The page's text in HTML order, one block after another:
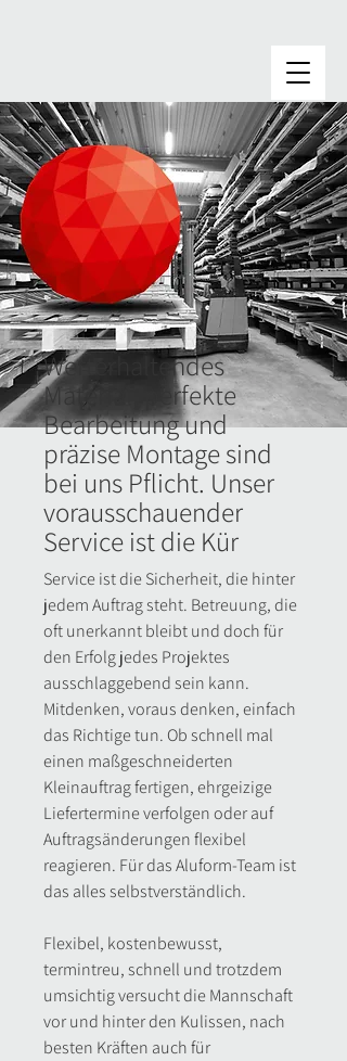
Werterhaltendes
Material, perfekte
Bearbeitung und
präzise Montage sind
bei uns Pflicht. Unser
vorausschauender
Service ist die Kür
Service ist die Sicherheit, die hinter
jedem Auftrag steht. Betreuung, die
oft unerkannt bleibt und doch für
den Erfolg jedes Projektes
ausschlaggebend sein kann.
Mitdenken, voraus denken, einfach
das Richtige tun. Ob schnell mal
einen maßgeschneiderten
Kleinauftrag fertigen, ehrgeizige
Liefertermine verfolgen oder auf
Auftragsänderungen flexibel
reagieren. Für das Aluform-Team ist
das alles selbstverständlich.
Flexibel, kostenbewusst,
termintreu, schnell und trotzdem
umsichtig versucht die Mannschaft
vor und hinter den Kulissen, nach
besten Kräften auch für